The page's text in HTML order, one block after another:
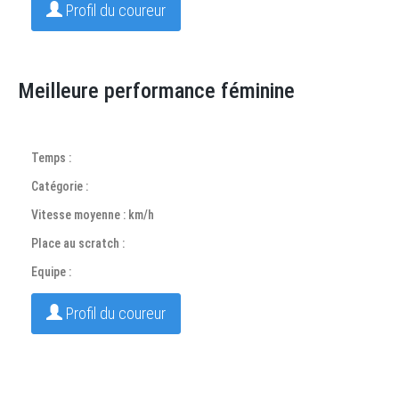
Profil du coureur
Meilleure performance féminine
Temps :
Catégorie :
Vitesse moyenne : km/h
Place au scratch :
Equipe :
Profil du coureur